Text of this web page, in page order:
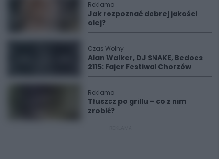
Reklama
Jak rozpoznać dobrej jakości
olej?
Czas Wolny
Alan Walker, DJ SNAKE, Bedoes
2115: Fajer Festiwal Chorzów
Reklama
Tłuszcz po grillu – co z nim
zrobić?